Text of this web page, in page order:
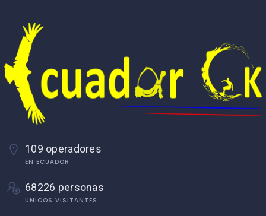
109 operadores
EN ECUADOR
68226 personas
UNICOS VISITANTES